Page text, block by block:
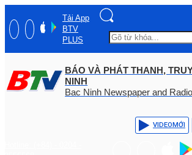
Tải App
BTV
PLUS
BÁO VÀ PHÁT THANH,
NINH
Bac Ninh Newspaper and
VIDEOMỚI